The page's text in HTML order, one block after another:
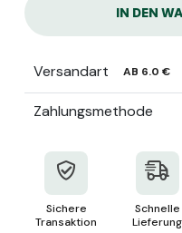
IN DEN
Versandart AB 6.0 €
Zahlungsmethode
Sichere
Transaktion
Schnelle
Lieferung